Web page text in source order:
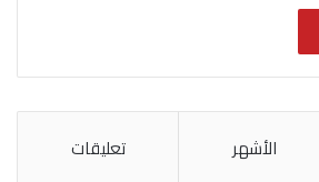
الأشهر تعليقات